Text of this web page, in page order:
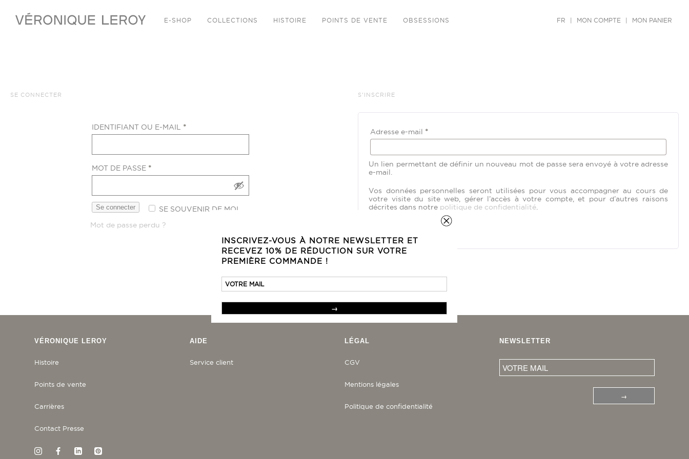
INSCRIVEZ-VOUS À NOTRE NEWSLETTER ET
RECEVEZ 10% DE RÉDUCTION SUR VOTRE
PREMIÈRE COMMANDE !
E-SHOP COLLECTIONS HISTOIRE POINTS DE VENTE OBSESSIONS FR | MON COMPTE | MON PANIER
SE CONNECTER
IDENTIFIANT OU E-MAIL *OBLIGATOIRE
MOT DE PASSE *OBLIGATOIRE
SE SOUVENIR DE MOI
Se connecter
Mot de passe perdu ?
S’INSCRIRE
Adresse e-mail *Obligatoire
Un lien permettant de définir un nouveau mot de passe sera envoyé à votre adresse
e-mail.
Vos données personnelles seront utilisées pour vous accompagner au cours de
votre visite du site web, gérer l’accès à votre compte, et pour d’autres raisons
décrites dans notre politique de confidentialité.
VÉRONIQUE LEROY
Histoire
Points de vente
Carrières
Contact Presse
AIDE
Service client
LÉGAL
CGV
Mentions légales
Politique de confidentialité
NEWSLETTER